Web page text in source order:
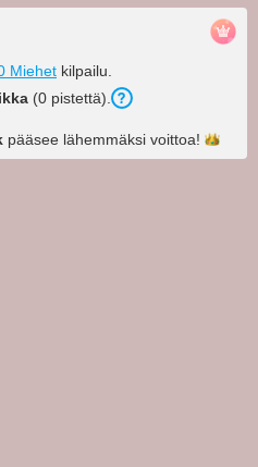
Miehet kilpailu.
(0 pistettä).
pääsee lähemmäksi voittoa!